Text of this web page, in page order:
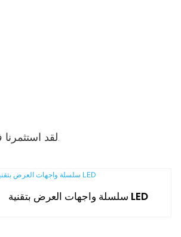
لقد استثمرنا في أعلى مستويات الجودة والمعايير. سماعات الرأس الخاصة بنا الحالية مع الاتجاهات وهي من أحدث التقنيات المتاحة.
سلسلة واجهات العرض بتقنية LED